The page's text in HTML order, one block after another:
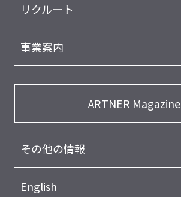
リクルート
事業案内
ARTNER Magazine
その他の情報
English